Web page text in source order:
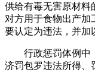
供给有毒无害原材料
对方用于食物出产加
要认定为违法，并加
行政惩罚体例中，
济罚包罗违法所得、